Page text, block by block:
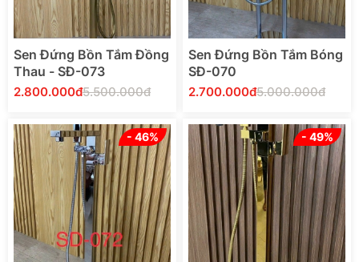
Thêm Vào Giỏ Hàng
Sen Đứng Bồn Tắm Đồng
Thau - SĐ-073
2.800.000đ5.500.000đ
Thêm Vào Giỏ Hàng
Sen Đứng Bồn Tắm Bóng
SĐ-070
2.700.000đ5.000.000đ
- 46% - 49%